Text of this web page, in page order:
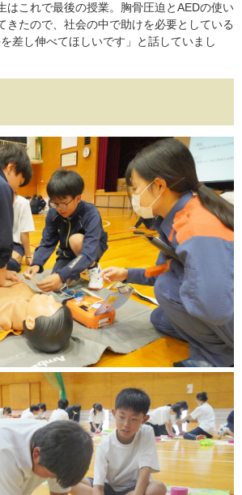
はこれで最後の授業。胸骨圧迫とAEDの使い
きたので、社会の中で助けを必要としている
差し伸べてほしいです」と話していまし